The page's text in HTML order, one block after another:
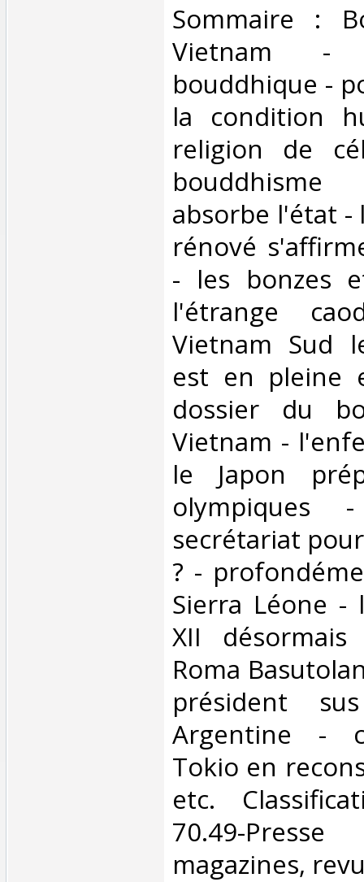
‎Sommaire :
Vietnam -
bouddhique -
la condition
religion de
absorbe l'état -
rénové
- les bonzes
l'étrange
Vietnam Sud
est en pleine
dossier du
Vietnam -
le Japon
olympiques
secrétariat
? -
Sierra Léone -
XII
Roma
président
Argentine -
Tokio en
etc.
70.49-
magazines,